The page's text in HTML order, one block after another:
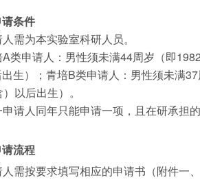
条件
需为本实验室科研人员。
A类申请人：男性须未满44周岁（即
出生）；青培B类申请人：男性须未满
以后出生）。
请人同年只能申请一项，且在研承担
流程
人需按要求填写相应的申请书（附件一